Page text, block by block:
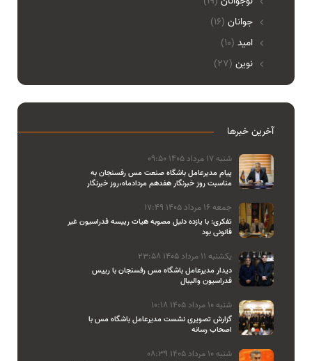
جوانان (16)
امید (10)
نوین (27)
آخرین خبرها
شنبه 17 مرداد 1405 09:50
پیام مدیرعامل باشگاه صنعت مس رفسنجان به
مناسبت روز خبرنگار هفدهم مردادماه،روز خبرنگار
جمعه 16 مرداد 1405 17:49
تفکری: با یازده دلیل مصوبه هیات رییسه فدراسیون غیر
قانونی بود
یکشنبه 11 مرداد 1405 23:58
دیدار مدیرعامل باشگاه مس رفسنجان با رییس
فدراسیون والیبال
شنبه 10 مرداد 1405 10:18
گزارش تصویری نشست مدیرعامل باشگاه مس با
اصحاب رسانه
شنبه 10 مرداد 1405 08:39